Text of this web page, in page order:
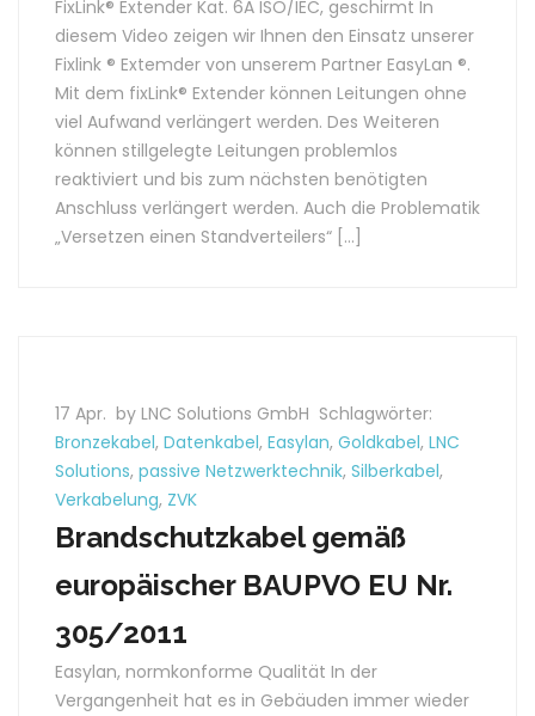
FixLink® Extender Kat. 6A ISO/IEC, geschirmt In
diesem Video zeigen wir Ihnen den Einsatz unserer
Fixlink ® Extemder von unserem Partner EasyLan ®.
Mit dem fixLink® Extender können Leitungen ohne
viel Aufwand verlängert werden. Des Weiteren
können stillgelegte Leitungen problemlos
reaktiviert und bis zum nächsten benötigten
Anschluss verlängert werden. Auch die Problematik
„Versetzen einen Standverteilers“ […]
17 Apr. by LNC Solutions GmbH Schlagwörter:
Bronzekabel, Datenkabel, Easylan, Goldkabel, LNC
Solutions, passive Netzwerktechnik, Silberkabel,
Verkabelung, ZVK
Brandschutzkabel gemäß
europäischer BAUPVO EU Nr.
305/2011
Easylan, normkonforme Qualität In der
Vergangenheit hat es in Gebäuden immer wieder